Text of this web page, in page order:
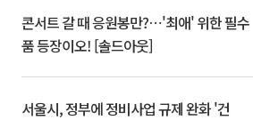
콘서트 갈 때 응원봉만?⋯'최애' 위한 필수
품 등장이오! [솔드아웃]
서울시, 정부에 정비사업 규제 완화 '건